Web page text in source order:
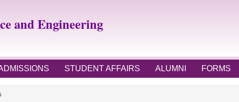
and Engineering
STUDENT AFFAIRS ALUMNI FORMS